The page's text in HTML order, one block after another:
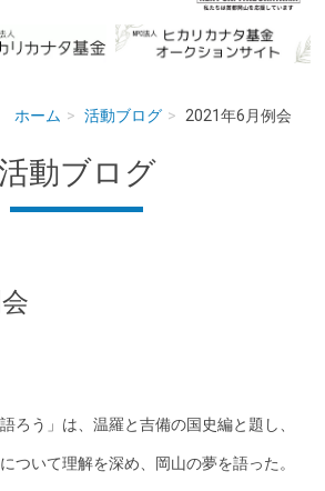
ホーム 活動ブログ 2021年6月例会
動ブログ
ろう」は、温羅と吉備の国史編と題し、
ついて理解を深め、岡山の夢を語った。